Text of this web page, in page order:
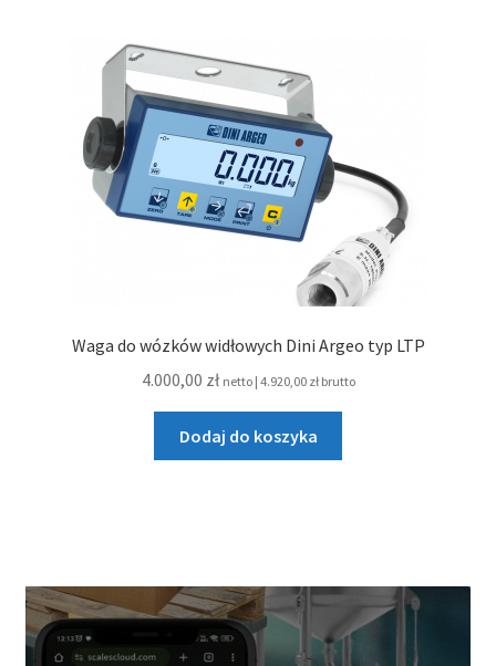
Waga do wózków widłowych Dini Argeo typ LTP
4.000,00 zł netto | 4.920,00 złbrutto
Dodaj do koszyka